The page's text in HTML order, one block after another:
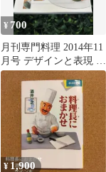
¥ 700
月刊専門料理 2014年11
月号 デザインと表現 柴
田書店
¥ 1,900